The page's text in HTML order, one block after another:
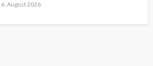
6. August 2026